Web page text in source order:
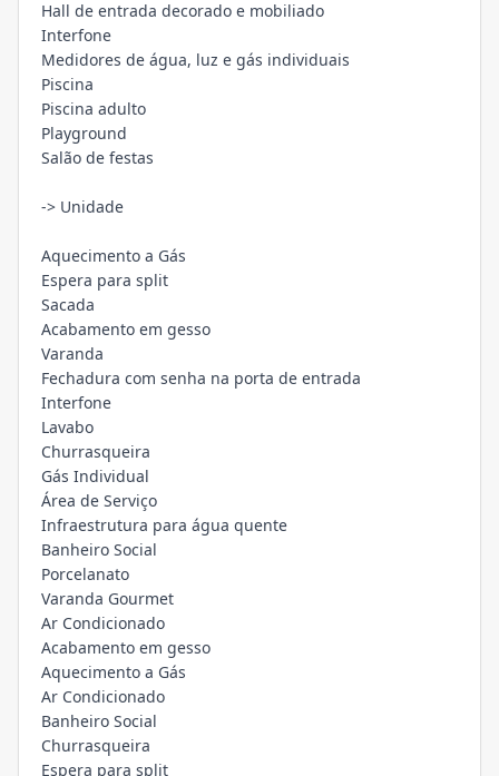
Hall de entrada decorado e mobiliado
Interfone
Medidores de água, luz e gás individuais
Piscina
Piscina adulto
Playground
Salão de festas
-> Unidade
Aquecimento a Gás
Espera para split
Sacada
Acabamento em gesso
Varanda
Fechadura com senha na porta de entrada
Interfone
Lavabo
Churrasqueira
Gás Individual
Área de Serviço
Infraestrutura para água quente
Banheiro Social
Porcelanato
Varanda Gourmet
Ar Condicionado
Acabamento em gesso
Aquecimento a Gás
Ar Condicionado
Banheiro Social
Churrasqueira
Espera para split